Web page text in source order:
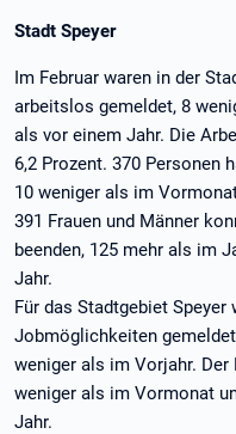
Stadt Speyer
Im Februar waren in der
arbeitslos gemeldet, 8
als vor einem Jahr. Die
6,2 Prozent. 370 Personen
10 weniger als im
391 Frauen und Männer
beenden, 125 mehr als im
Jahr.
Für das Stadtgebiet Speyer
Jobmöglichkeiten
weniger als im Vorjahr.
weniger als im Vormonat
Jahr.